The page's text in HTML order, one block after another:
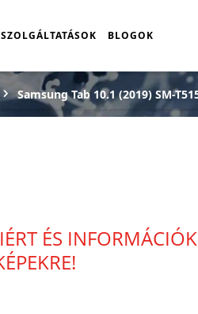
SZOLGÁLTATÁSOK BLOGOK
Samsung Tab 10.1 (2019) SM-
ÉS